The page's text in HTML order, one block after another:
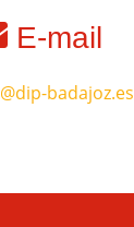
E-mail
badajoz.es